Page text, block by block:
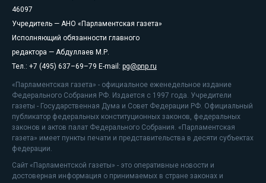
46097
Учредитель — АНО «Парламентская газета»
Исполняющий обязанности главного
редактора — Абдуллаев М.Р.
Тел.: +7 (495) 637–69–79 E-mail: pg@pnp.ru
«Парламентская газета» - официальное еженедельное издание
Федерального Собрания РФ. Издается с 1997 года. Учредители
газеты - Государственная Дума и Совет Федерации РФ. Официальный
публикатор федеральных конституционных законов, федеральных
законов и актов палат Федерального Собрания. «Парламентская
газета» имеет пункты печати и представительства в десяти субъектах
федерации.
Сайт «Парламентской газеты» - это оперативные новости и
достоверная информация о принимаемых в стране законах и